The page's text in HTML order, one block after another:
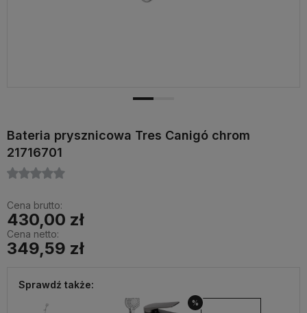
Bateria prysznicowa Tres Canigó chrom
21716701
Cena brutto:
430,00 zł
Cena netto:
349,59 zł
Sprawdź także:
%